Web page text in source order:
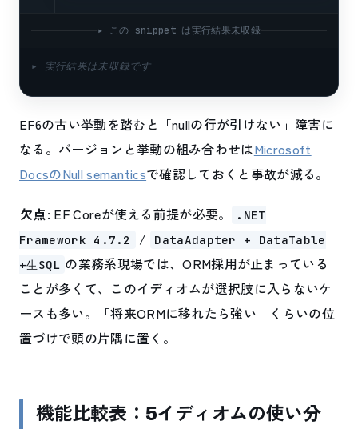
▸ この snippet は実行結果未収録
▸ 実行結果は未収録です
EF6の古い挙動を踏むと「nullの行が引けない」障害に
なる。バージョンと挙動の組み合わせはMicrosoft
DocsのNull semanticsで確認しておくと事故が減る。
欠点: EF Coreが使える前提が必要。
.NET
Framework 4.7.2
/
DataAdapter + DataTable
+生SQL の業務系現場では、ORM採用が止まっている
ことが多くて、このイディオムが選択肢に入らないケ
ースも多い。「将来ORMに移れたら強い」くらいの位
置づけで頭の片隅に置く。
機能比較表：5イディオムの使い分